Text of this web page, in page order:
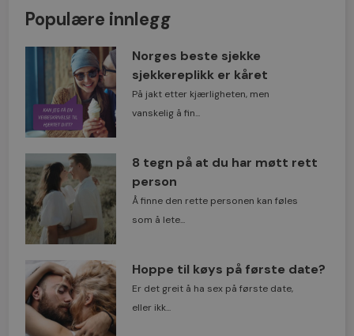
Populære innlegg
Norges beste sjekke
sjekkereplikk er kåret
På jakt etter kjærligheten, men
vanskelig å fin...
8 tegn på at du har møtt rett
person
Å finne den rette personen kan føles
som å lete...
Hoppe til køys på første date?
Er det greit å ha sex på første date,
eller ikk...